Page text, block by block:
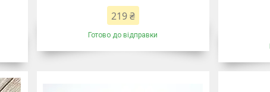
219 ₴
Готово до відправки